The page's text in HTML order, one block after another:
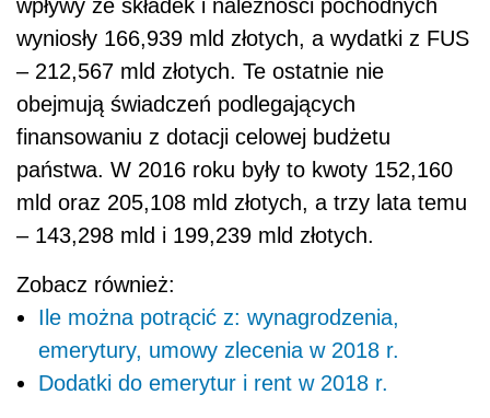
wpływy ze składek i należności pochodnych
wyniosły 166,939 mld złotych, a wydatki z FUS
– 212,567 mld złotych. Te ostatnie nie
obejmują świadczeń podlegających
finansowaniu z dotacji celowej budżetu
państwa. W 2016 roku były to kwoty 152,160
mld oraz 205,108 mld złotych, a trzy lata temu
– 143,298 mld i 199,239 mld złotych.
Zobacz również:
Ile można potrącić z: wynagrodzenia,
emerytury, umowy zlecenia w 2018 r.
Dodatki do emerytur i rent w 2018 r.